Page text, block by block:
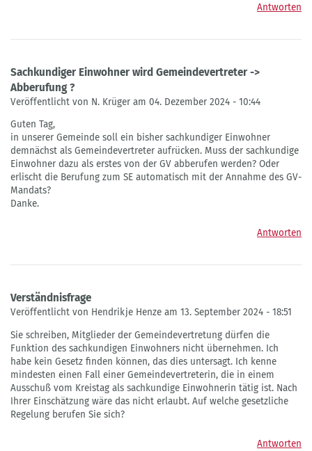
Antworten
Sachkundiger Einwohner wird Gemeindevertreter ->
Abberufung ?
Veröffentlicht von N. Krüger am 04. Dezember 2024 - 10:44
Guten Tag,
in unserer Gemeinde soll ein bisher sachkundiger Einwohner
demnächst als Gemeindevertreter aufrücken. Muss der sachkundige
Einwohner dazu als erstes von der GV abberufen werden? Oder
erlischt die Berufung zum SE automatisch mit der Annahme des GV-
Mandats?
Danke.
Antworten
Verständnisfrage
Veröffentlicht von Hendrikje Henze am 13. September 2024 - 18:51
Sie schreiben, Mitglieder der Gemeindevertretung dürfen die
Funktion des sachkundigen Einwohners nicht übernehmen. Ich
habe kein Gesetz finden können, das dies untersagt. Ich kenne
mindesten einen Fall einer Gemeindevertreterin, die in einem
Ausschuß vom Kreistag als sachkundige Einwohnerin tätig ist. Nach
Ihrer Einschätzung wäre das nicht erlaubt. Auf welche gesetzliche
Regelung berufen Sie sich?
Antworten